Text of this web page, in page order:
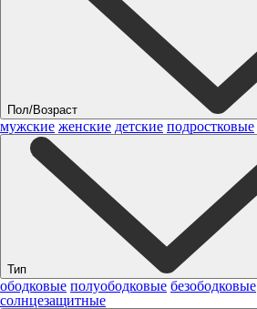
Пол/Возраст
мужские женские детские подростковые
Тип
ободковые полуободковые безободковые
солнцезащитные